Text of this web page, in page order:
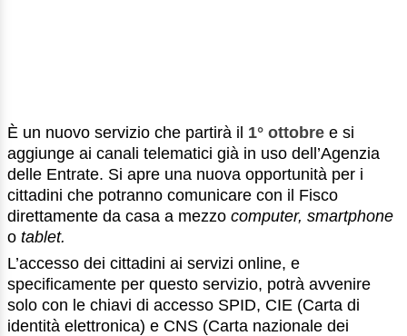
È un nuovo servizio che partirà il 1° ottobre e si
aggiunge ai canali telematici già in uso dell’Agenzia
delle Entrate. Si apre una nuova opportunità per i
cittadini che potranno comunicare con il Fisco
direttamente da casa a mezzo computer, smartphone
o tablet.
L’accesso dei cittadini ai servizi online, e
specificamente per questo servizio, potrà avvenire
solo con le chiavi di accesso SPID, CIE (Carta di
identità elettronica) e CNS (Carta nazionale dei